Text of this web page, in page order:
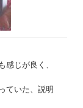
感じが良く、
ていた、説明